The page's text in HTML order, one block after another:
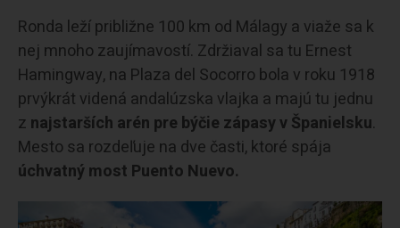
Ronda leží približne 100 km od Málagy a viaže sa k
nej mnoho zaujímavostí. Zdržiaval sa tu Ernest
Hamingway, na Plaza del Socorro bola v roku 1918
prvýkrát videná andalúzska vlajka a majú tu jednu
z najstarších arén pre býčie zápasy v Španielsku.
Mesto sa rozdeľuje na dve časti, ktoré spája
úchvatný most Puento Nuevo.